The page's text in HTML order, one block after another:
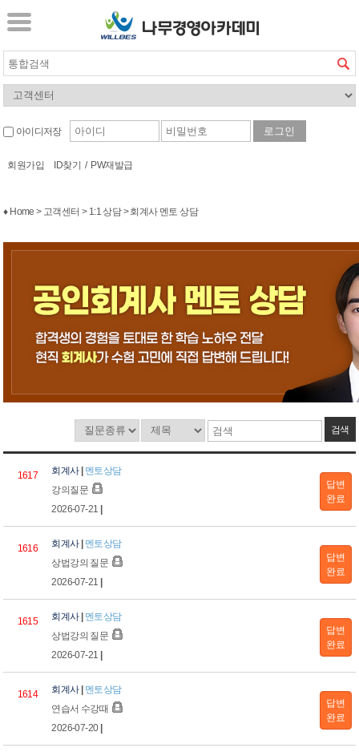
아이디저장
회원가입 ID찾기 / PW재발급
♦ Home > 고객센터 > 1:1 상담 > 회계사 멘토 상담
검색
1617
답변
완료
회계사 멘토상담
강의질문
2026-07-21
1616
답변
완료
회계사 멘토상담
상법강의 질문
2026-07-21
1615
답변
완료
회계사 멘토상담
상법강의 질문
2026-07-21
1614
답변
완료
회계사 멘토상담
연습서 수강때
2026-07-20